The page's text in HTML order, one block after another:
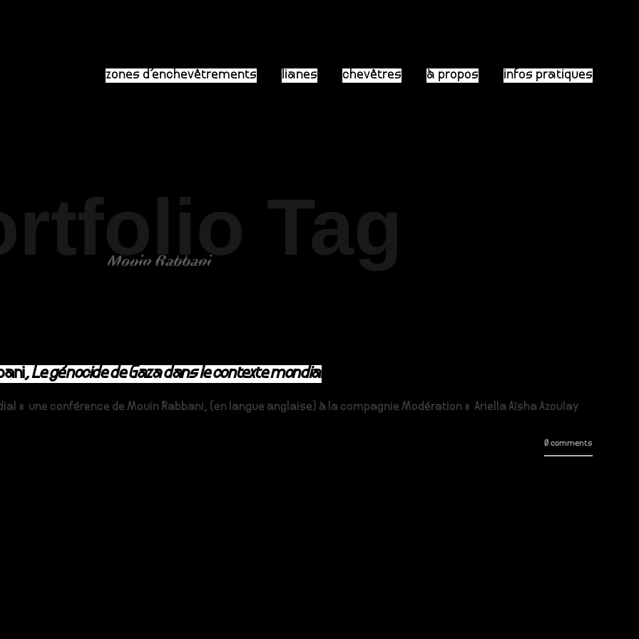
zones d’enchevêtrements lianes chevêtres à propos infos pratiques
Tag
Mouin Rabbani
Le génocide de Gaza dans le contexte mondial
: une conférence de Mouin Rabbani, (en langue anglaise) à la compagnie Modération : Ariella Aïsha Azoulay
0 comments